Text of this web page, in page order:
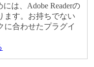
は、Adobe Readerの
ます。お持ちでない
に合わせたプラグイ